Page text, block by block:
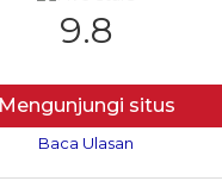
9.8
Mengunjungi situs
Baca Ulasan